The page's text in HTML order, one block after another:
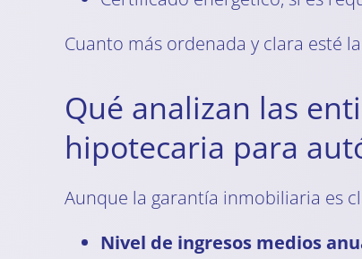
Cuanto más ordenada y clara esté
Qué analizan las
hipotecaria para
Aunque la garantía inmobiliaria es
Nivel de ingresos medios